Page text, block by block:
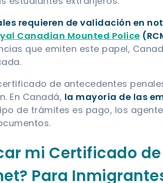
requieren de validación en
Canadian Mounted Police
que emiten este papel,
de antecedentes
En Canadá, la mayoría de las
de trámites es pago, los
mi Certificado
Para